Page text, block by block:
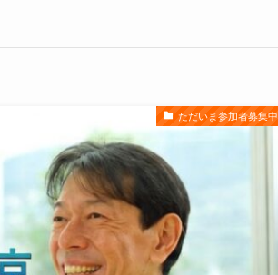
ただいま参加者募集中